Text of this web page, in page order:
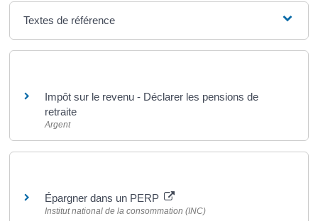
Textes de référence
Impôt sur le revenu - Déclarer les pensions de
retraite
Argent
Épargner dans un PERP
Institut national de la consommation (INC)